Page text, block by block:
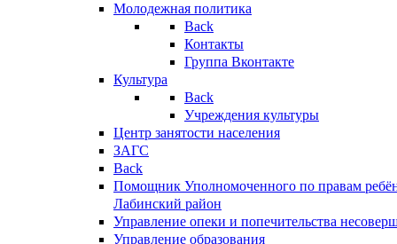
Молодежная политика
Back
Контакты
Группа Вконтакте
Культура
Back
Учреждения культуры
Центр занятости населения
ЗАГС
Back
Помощник Уполномоченного по правам
Лабинский район
Управление опеки и попечительства
Управление образования